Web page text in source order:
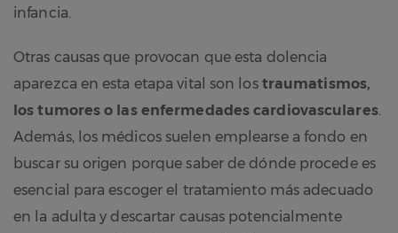
infancia.
Otras causas que provocan que esta dolencia
aparezca en esta etapa vital son lostraumatismos,
los tumores o las enfermedades cardiovasculares.
Además, los médicos suelen emplearse a fondo en
buscar su origen porque saber de dónde procede es
esencial para escoger el tratamiento más adecuado
en la adulta y descartar causas potencialmente